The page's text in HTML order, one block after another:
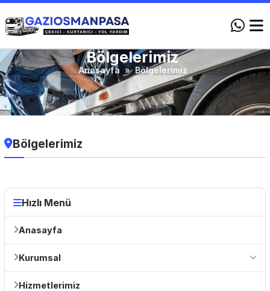
Bölgelerimiz
Anasayfa » Bölgelerimiz
Bölgelerimiz
Hızlı Menü
Anasayfa
Kurumsal
Hizmetlerimiz